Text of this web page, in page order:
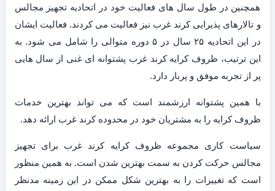
همچنین در طول سال های فعالیت خود در اتحادیه تجهیز مجالس
و تالارهای پذیرایی کرند غرب نیز فعالیت می کردند. فعالیت ایشان
در این اتحادیه ۲۵ سال در ۵ دوره متوالی را شامل می شود. به
این ترتیب، ظروف کرایه کرند غرب پشتوانه ای غنی از سال هایی
پر از تجربه موفق و پربار دارد.
با همین پشتوانه ارزشمند است که می تواند بهترین خدمات
ظروف کرایه را به مشتریان خود در محدوده کرند غرب ارائه دهد.
سیاست کاری مجموعه ظروف کرایه کرند غرب برای تجهیز
مجالس حرکت کردن به سمت بهترین شدن است. به همین منظور
است که تغییرات را به بهترین شکل ممکن در این زمینه مدنظر